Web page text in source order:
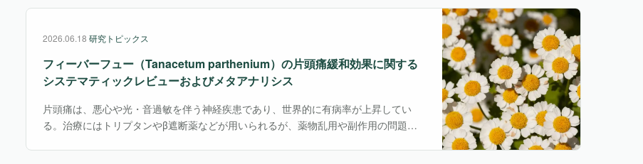
senticosus（シノニム；Acanthopanax senticosus））は、従来は根や根茎の利用が中
2026.06.18 研究トピックス
フィーバーフュー（Tanacetum parthenium）の片頭痛緩和効果に関する
システマティックレビューおよびメタアナリシス
片頭痛は、悪心や光・音過敏を伴う神経疾患であり、世界的に有病率が上昇してい
る。治療にはトリプタンやβ遮断薬などが用いられるが、薬物乱用や副作用の問題か